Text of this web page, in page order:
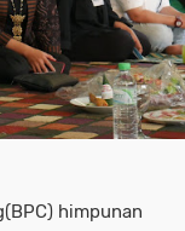
himpunan